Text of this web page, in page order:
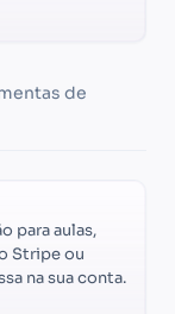
de
para aulas,
Stripe ou
na sua conta.